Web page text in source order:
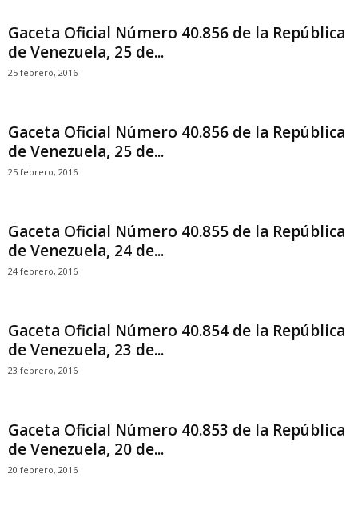
Gaceta Oficial Número 40.856 de la República
de Venezuela, 25 de...
25 febrero, 2016
Gaceta Oficial Número 40.856 de la República
de Venezuela, 25 de...
25 febrero, 2016
Gaceta Oficial Número 40.855 de la República
de Venezuela, 24 de...
24 febrero, 2016
Gaceta Oficial Número 40.854 de la República
de Venezuela, 23 de...
23 febrero, 2016
Gaceta Oficial Número 40.853 de la República
de Venezuela, 20 de...
20 febrero, 2016